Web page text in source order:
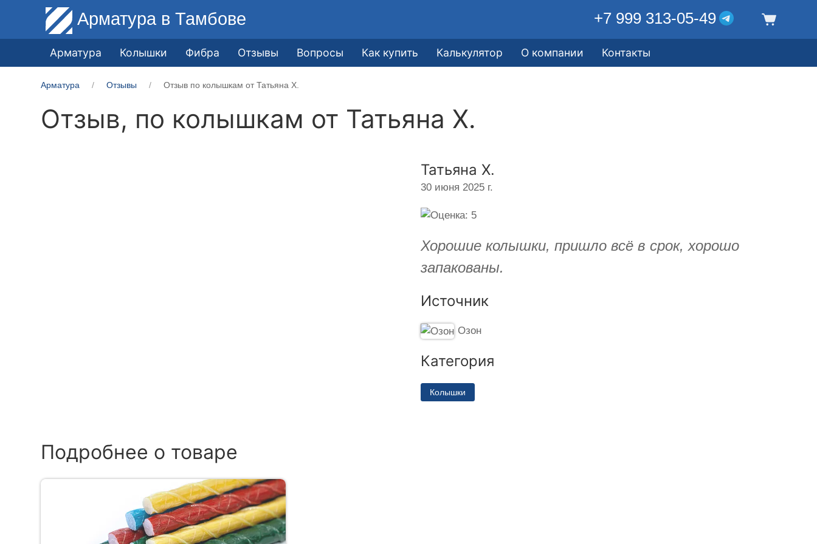
Арматура в Тамбове +7 999 313-05-49
Арматура Колышки Фибра Отзывы Вопросы Как купить Калькулятор О компании Контакты
Арматура Отзывы Отзыв по колышкам от Татьяна Х.
Отзыв, по колышкам от Татьяна Х.
Татьяна Х.
30 июня 2025 г.
Хорошие колышки, пришло всё в срок, хорошо
запакованы.
Источник
Озон
Категория
Колышки
Подробнее о товаре